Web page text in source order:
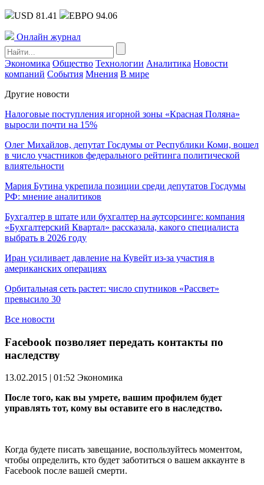
USD 81.41 ЕВРО 94.06
Онлайн журнал
Экономика Общество Технологии Аналитика Новости
компаний События Мнения В мире
Другие новости
Налоговые поступления игорной зоны «Красная Поляна»
выросли почти на 15%
Олег Михайлов, депутат Госдумы от Республики Коми, вошел
в число участников федерального рейтинга политической
влиятельности
Мария Бутина укрепила позиции среди депутатов Госдумы
РФ: мнение аналитиков
Бухгалтер в штате или бухгалтер на аутсорсинге: компания
«Бухгалтерский Квартал» рассказала, какого специалиста
выбрать в 2026 году
Иран усиливает давление на Кувейт из-за участия в
американских операциях
Орбитальная сеть растет: число спутников «Рассвет»
превысило 30
Все новости
Facebook позволяет передать контакты по
наследству
13.02.2015 | 01:52 Экономика
После того, как вы умрете, вашим профилем будет
управлять тот, кому вы оставите его в наследство.
Когда будете писать завещание, воспользуйтесь моментом,
чтобы определить, кто будет заботиться о вашем аккаунте в
Facebook после вашей смерти.